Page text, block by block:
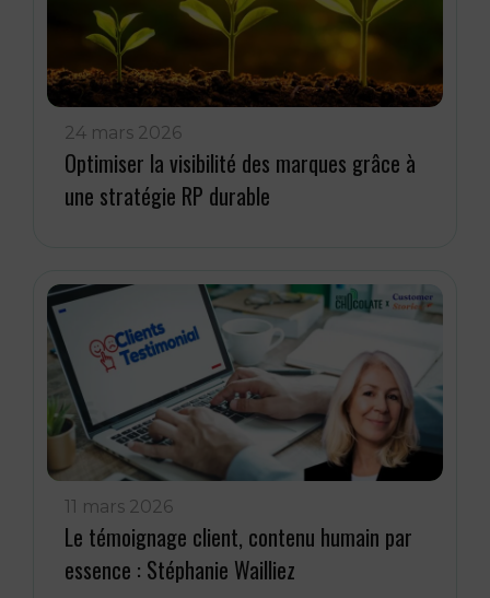
24 mars 2026
Optimiser la visibilité des marques grâce à
une stratégie RP durable
11 mars 2026
Le témoignage client, contenu humain par
essence : Stéphanie Wailliez